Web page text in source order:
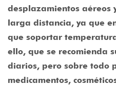
desplazamientos aéreos
larga distancia, ya que
que soportar
ello, que se recomienda
diarios, pero sobre todo
medicamentos,